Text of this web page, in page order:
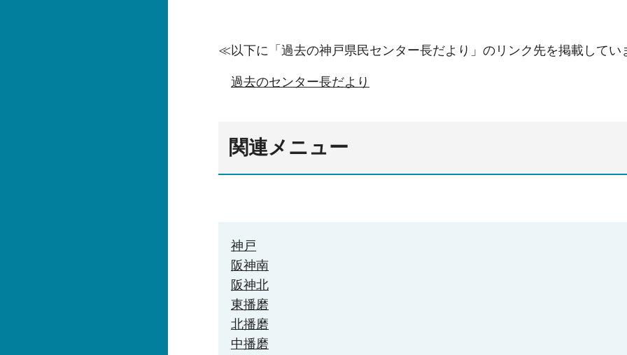
≪以下に「過去の神戸県民センター長だより」のリンク先を掲載して
過去のセンター長だより
関連メニュー
神戸
阪神南
阪神北
東播磨
北播磨
中播磨